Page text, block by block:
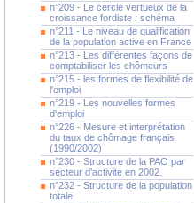
n°209 - Le cercle vertueux de la
croissance fordiste : schéma
n°211 - Le niveau de qualification
de la population active en France
n°213 - Les différentes façons de
comptabiliser les chômeurs
n°215 - les formes de flexibilité de
l'emploi
n°219 - Les nouvelles formes
d'emploi
n°226 - Mesure et interprétation
du taux de chômage français
(1990/2002)
n°230 - Structure de la PAO par
secteur d'activité en 2002.
n°232 - Structure de la population
totale